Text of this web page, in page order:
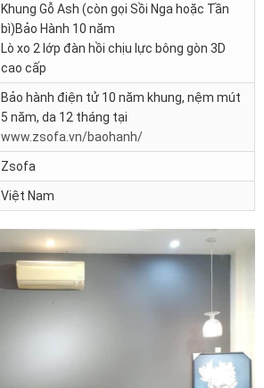
Khung Gỗ Ash (còn gọi Sồi Nga hoặc Tần
bì)Bảo Hành 10 năm
Lò xo 2 lớp đàn hồi chịu lực bông gòn 3D
cao cấp
Bảo hành điện tử 10 năm khung, nệm mút
5 năm, da 12 tháng tại
www.zsofa.vn/baohanh/
Zsofa
Việt Nam